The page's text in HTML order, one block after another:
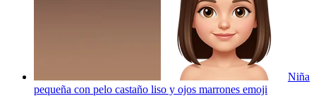
Niña
pequeña con pelo castaño liso y ojos marrones emoji